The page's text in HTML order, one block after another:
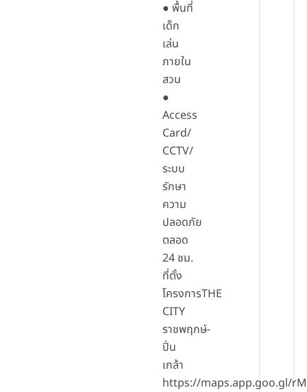
● พื้นที่
เด็ก
เล่น
ภายใน
สวน
●
Access
Card/
CCTV/
ระบบ
รักษา
ความ
ปลอดภัย
ตลอด
24 ชม.
ที่ตั้ง
โครงการTHE
CITY
ราชพฤกษ์-
ปิ่น
เกล้า
https://maps.app.goo.gl/